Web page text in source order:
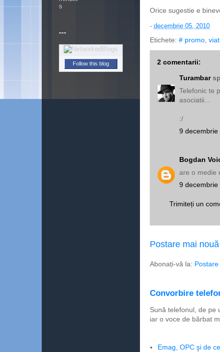
Orice sugestie e
- decembrie 05, 2010
Etichete: # promo
2 comentarii:
Turambar
Telefonic te
asociatii...
:/
9 decembrie
Bogdan
are o medie
9
Trimiteți un
Postare mai nouă
Abonați-vă la:
Convorbire
Sună telefonul, de pe
iar o voce de bărbat
Emag, OPC şi de
---
Follow this blog